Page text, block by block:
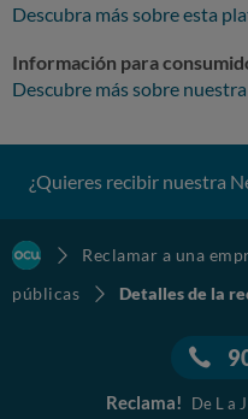
Descubra más sobre esta
Información para
Descubre más sobre
¿Quieres recibir nuestra
Reclamar a una
públicas
Detalles de la
Reclama! De L a